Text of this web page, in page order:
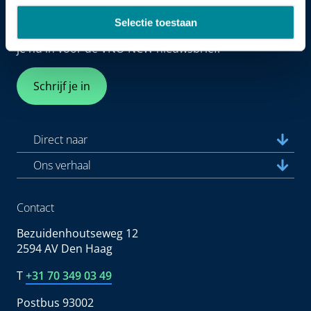
Selectie toestaan
Nieuwsbrief
je nu in voor de VNO-NCW nieuwsbrief.
Schrijf je in
Direct naar
Ons verhaal
Contact
Bezuidenhoutseweg 12
2594 AV Den Haag
T+31 70 349 03 49
Postbus 93002